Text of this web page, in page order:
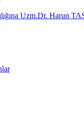
Uzm.Dr. Harun